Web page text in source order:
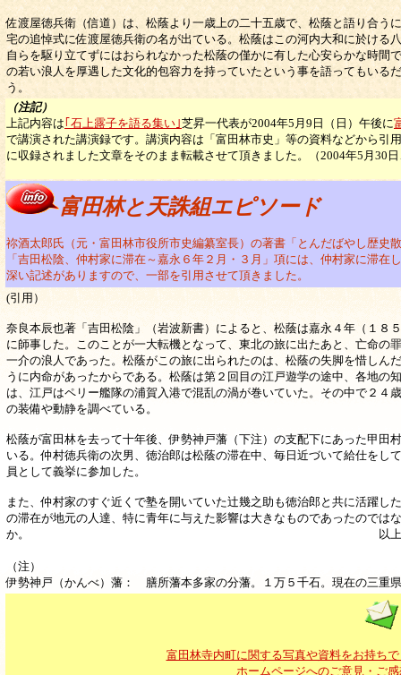
佐渡屋徳兵衛（信道）は、松蔭より一歳上の二十五歳で、松蔭と語り合
宅の追悼式に佐渡屋徳兵衛の名が出ている。松蔭はこの河内大和に於け
自らを駆り立てずにはおられなかった松蔭の僅かに有した心安らかな時
の若い浪人を厚遇した文化的包容力を持っていたという事を語ってもいる
う。 以
（注記）
上記内容は｢石上露子を語る集い｣芝昇一代表が2004年5 月9 日（日）午後に
で講演された講演録です。 講演内容は「富田林市史」等の資料などから引
に収録されました文章をそのまま転載させて頂きました。（2004年5月30
富田林と天誅組エピソード
祢酒太郎氏（元・富田林市役所市史編纂室長）の著書「とんだばやし歴史
「吉田松陰、仲村家に滞在～嘉永６年２月・３月」項には、仲村家に滞在
深い記述がありますので、一部を引用させて頂きました。
(引用）
奈良本辰也著「吉田松陰」（岩波新書）によると、松蔭は嘉永４年（１
に師事した。このことが一大転機となって、東北の旅に出たあと、亡命の
一介の浪人であった。松蔭がこの旅に出られたのは、松蔭の失脚を惜し
うに内命があったからである。松蔭は第２回目の江戸遊学の途中、各地
は、江戸はペリー艦隊の浦賀入港で混乱の渦が巻いていた。その中で２
の装備や動静を調べている。
松蔭が富田林を去って十年後、伊勢神戸藩（下注）の支配下にあった甲
いる。仲村徳兵衛の次男、徳治郎は松蔭の滞在中、毎日近づいて給仕を
員として義挙に参加した。
また、仲村家のすぐ近くで塾を開いていた辻幾之助も徳治郎と共に活躍
の滞在が地元の人達、特に青年に与えた影響は大きなものであったのでは
か。 以上
（注）
伊勢神戸（かんべ）藩： 膳所藩本多家の分藩。１万５千石。現在の三重
富田林寺内町に関する写真や資料をお持ち
ホームページへのご意見・ご